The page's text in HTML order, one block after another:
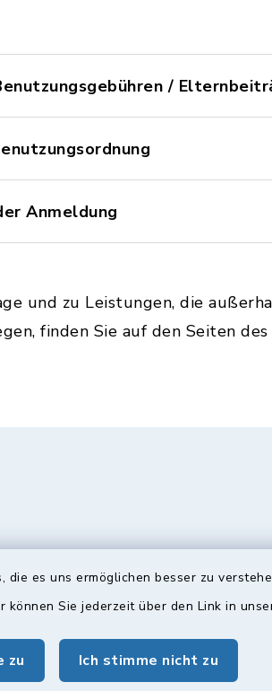
es uns ermöglichen besser zu
Sie jederzeit über den Link in
zu Ich stimme nicht zu
/
Anmeldung
und zu Leistungen, die
finden Sie auf den Seiten
Sprechstunde: